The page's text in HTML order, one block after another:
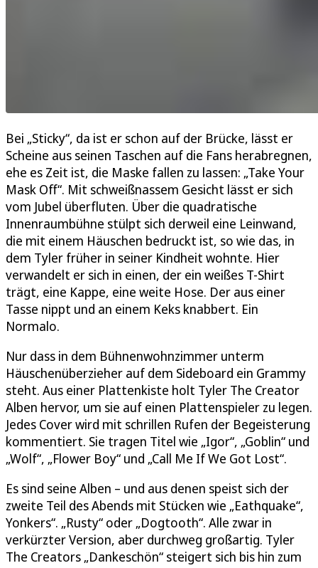
Bei „Sticky“, da ist er schon auf der Brücke, lässt er
Scheine aus seinen Taschen auf die Fans herabregnen,
ehe es Zeit ist, die Maske fallen zu lassen: „Take Your
Mask Off“. Mit schweißnassem Gesicht lässt er sich
vom Jubel überfluten. Über die quadratische
Innenraumbühne stülpt sich derweil eine Leinwand,
die mit einem Häuschen bedruckt ist, so wie das, in
dem Tyler früher in seiner Kindheit wohnte. Hier
verwandelt er sich in einen, der ein weißes T-Shirt
trägt, eine Kappe, eine weite Hose. Der aus einer
Tasse nippt und an einem Keks knabbert. Ein
Normalo.
Nur dass in dem Bühnenwohnzimmer unterm
Häuschenüberzieher auf dem Sideboard ein Grammy
steht. Aus einer Plattenkiste holt Tyler The Creator
Alben hervor, um sie auf einen Plattenspieler zu legen.
Jedes Cover wird mit schrillen Rufen der Begeisterung
kommentiert. Sie tragen Titel wie „Igor“, „Goblin“ und
„Wolf“, „Flower Boy“ und „Call Me If We Got Lost“.
Es sind seine Alben – und aus denen speist sich der
zweite Teil des Abends mit Stücken wie „Eathquake“,
Yonkers“. „Rusty“ oder „Dogtooth“. Alle zwar in
verkürzter Version, aber durchweg großartig. Tyler
The Creators „Dankeschön“ steigert sich bis hin zum